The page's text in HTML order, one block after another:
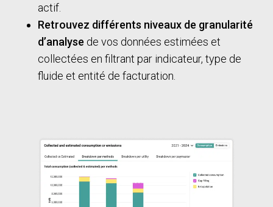
actif.
Retrouvez différents niveaux de granularité
d’analyse de vos données estimées et
collectées en filtrant par indicateur, type de
fluide et entité de facturation.